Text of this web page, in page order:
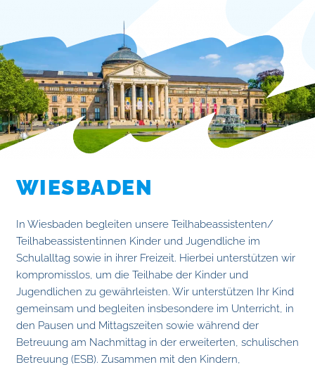
WIESBADEN
In Wiesbaden begleiten unsere Teilhabeassistenten/
Teilhabeassistentinnen Kinder und Jugendliche im
Schulalltag sowie in ihrer Freizeit. Hierbei unterstützen wir
kompromisslos, um die Teilhabe der Kinder und
Jugendlichen zu gewährleisten. Wir unterstützen Ihr Kind
gemeinsam und begleiten insbesondere im Unterricht, in
den Pausen und Mittagszeiten sowie während der
Betreuung am Nachmittag in der erweiterten, schulischen
Betreuung (ESB). Zusammen mit den Kindern,